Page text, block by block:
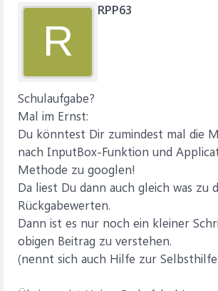
R
RPP63
Schulaufgabe?
Mal im Ernst:
Du könntest Dir zumindest mal die
nach InputBox-Funktion und
Methode zu googlen!
Da liest Du dann auch gleich was zu
Rückgabewerten.
Dann ist es nur noch ein kleiner
obigen Beitrag zu verstehen.
(nennt sich auch Hilfe zur